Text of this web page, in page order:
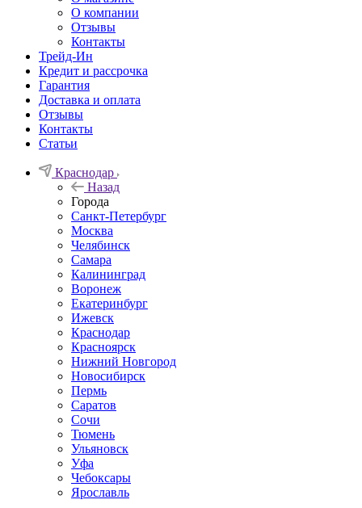
О компании
Отзывы
Контакты
Трейд-Ин
Кредит и рассрочка
Гарантия
Доставка и оплата
Отзывы
Контакты
Статьи
Краснодар
Назад
Города
Санкт-Петербург
Москва
Челябинск
Самара
Калининград
Воронеж
Екатеринбург
Ижевск
Краснодар
Красноярск
Нижний Новгород
Новосибирск
Пермь
Саратов
Сочи
Тюмень
Ульяновск
Уфа
Чебоксары
Ярославль